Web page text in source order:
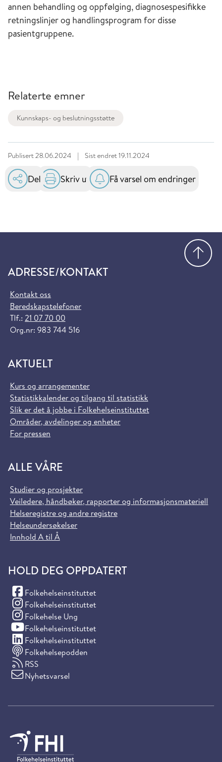
annen behandling og oppfølging, diagnosespesifikke
retningslinjer og handlingsprogram for disse
pasientgruppene.
Relaterte emner
Kunnskaps- og beslutningsstøtte
Publisert28.06.2024 | Sist endret19.11.2024
Del Skriv ut Få varsel om endringer
ADRESSE/KONTAKT
Kontakt oss
Beredskapstelefoner
Tlf.: 21 07 70 00
Org.nr: 983 744 516
AKTUELT
Kurs og arrangementer
Statistikkalender og tilgang til statistikk
Slik er det å jobbe i Folkehelseinstituttet
Områder, avdelinger og enheter
For pressen
ALLE VÅRE
Studier og prosjekter
Veiledere, håndbøker, rapporter og informasjonsmateriell
Helseregistre og andre registre
Helseundersøkelser
Innhold A til Å
HOLD DEG OPPDATERT
Folkehelseinstituttet
(Facebook)
Folkehelseinstituttet
(Instagram)
Folkehelse Ung
(Instagram)
Folkehelseinstituttet
(YouTube)
Folkehelseinstituttet
(LinkedIn)
Folkehelsepodden
RSS
Nyhetsvarsel